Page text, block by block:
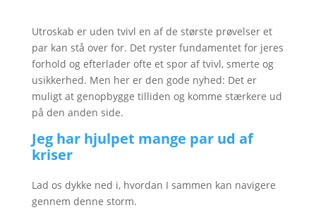
Utroskab er uden tvivl en af de største prøvelser et
par kan stå over for. Det ryster fundamentet for jeres
forhold og efterlader ofte et spor af tvivl, smerte og
usikkerhed. Men her er den gode nyhed: Det er
muligt at genopbygge tilliden og komme stærkere ud
på den anden side.
Jeg har hjulpet mange par ud af
kriser
Lad os dykke ned i, hvordan I sammen kan navigere
gennem denne storm.